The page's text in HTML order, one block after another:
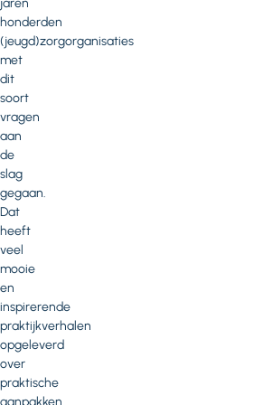
honderden
(jeugd)zorgorganisaties
met
dit
soort
vragen
aan
de
slag
gegaan.
Dat
heeft
veel
mooie
en
inspirerende
praktijkverhalen
opgeleverd
over
praktische
aanpakken